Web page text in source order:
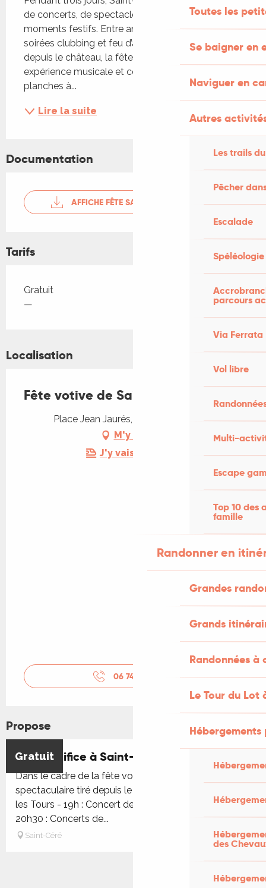
Toutes les
Se baigner en
Naviguer en
Autres
Les trails
Pêcher
Escalade
Spéléologie
parcours
Via Ferrata
Vol libre
Multi-
Escape
Top 10 des
famille
Randonner en
Grandes
Grands
Randonnées
Le Tour du Lot
des
de concerts, de spectacles lumineux et de
moments festifs. Entre ambiance guinguette,
soirées clubbing et feu d’artifice spectaculaire tiré
depuis le château, la fête foraine promet une
expérience musicale et conviviale. Buvette et
planches à...
Lire la suite
Documentation
AFFICHE FÊTE SAINT-CÉRÉ
Tarifs
Tarifs 2026
Gratuit
—
Localisation
Fête votive de Saint-Céré
Place Jean Jaurés, 46400 Saint-Céré
M'y rendre
J'y vais en train !
06 74 28 40
Propose
Gratuit
Feu d'artifice à Saint-Céré
Dans le cadre de la fête votive : feu d’artifice
spectaculaire tiré depuis le château de Saint Laurent
les Tours - 19h : Concert de MÉLODIES COMPLICES -
20h30 : Concerts de...
Saint-Céré